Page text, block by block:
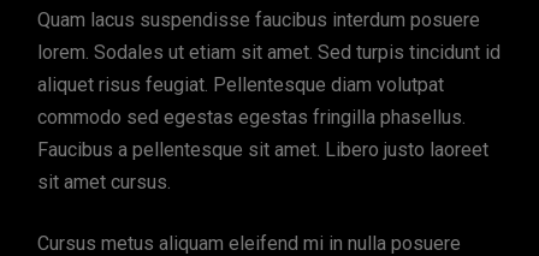
Quam lacus suspendisse faucibus interdum posuere
lorem. Sodales ut etiam sit amet. Sed turpis tincidunt id
aliquet risus feugiat. Pellentesque diam volutpat
commodo sed egestas egestas fringilla phasellus.
Faucibus a pellentesque sit amet. Libero justo laoreet
sit amet cursus.
Cursus metus aliquam eleifend mi in nulla posuere